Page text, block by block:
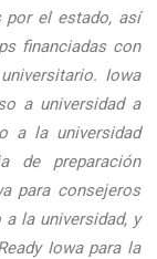
por el estado, así
financiadas con
Iowa
a universidad a
a la universidad
de preparación
para consejeros
la universidad, y
Iowa para la